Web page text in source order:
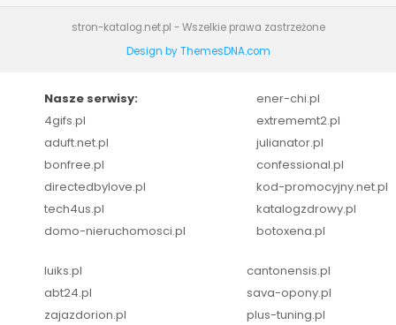
stron-katalog.net.pl - Wszelkie prawa zastrzeżone
Design by ThemesDNA.com
Nasze serwisy:
4gifs.pl
aduft.net.pl
bonfree.pl
directedbylove.pl
tech4us.pl
domo-nieruchomosci.pl
ener-chi.pl
extrememt2.pl
julianator.pl
confessional.pl
kod-promocyjny.net.pl
katalogzdrowy.pl
botoxena.pl
luiks.pl
abt24.pl
zajazdorion.pl
cantonensis.pl
sava-opony.pl
plus-tuning.pl